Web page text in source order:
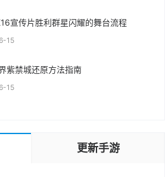
宣传片胜利群星闪耀的舞台流程
15
紫禁城还原方法指南
15
更新手游